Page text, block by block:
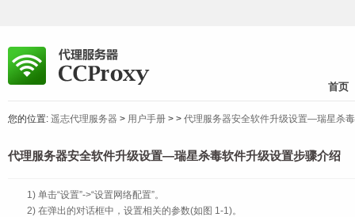
首页
您的位置: 遥志代理服务器 > 用户手册 > > 代理服务器安全软件升级设置—瑞星杀
代理服务器安全软件升级设置—瑞星杀毒软件升级设置步骤介绍
1) 单击“设置”->“设置网络配置”。
2) 在弹出的对话框中，设置相关的参数(如图 1‑1)。